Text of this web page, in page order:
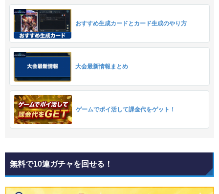
おすすめ生成カードとカード生成のやり方
大会最新情報まとめ
ゲームでポイ活して課金代をゲット！
無料で10連ガチャを回せる！